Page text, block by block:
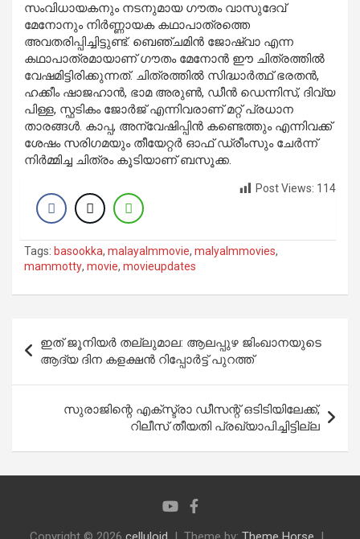
സംവിധായകനും നടനുമായ ഗൗതം വാസുദേവ്
മേനോനും നിർണ്ണായക കഥാപാത്രത്തെ
അവതരിപ്പിച്ചിട്ടുണ്ട്. ബെഞ്ചമിൻ ജോഷ്വാ എന്ന
കഥാപാത്രമായാണ് ഗൗതം മേനോൻ ഈ ചിത്രത്തിൽ
വേഷമിട്ടിരിക്കുന്നത്. ചിത്രത്തിൽ സിദ്ധാർത്ഥ് ഭരതൻ,
ഹക്കീം ഷാജഹാൻ, ഭാമ അരുൺ, ഡീൻ ഡെന്നിസ്, ദിവ്യ
പിള്ള, സ്ഫടികം ജോർജ് എന്നിവരാണ് മറ്റ് പ്രധാന
താരങ്ങൾ. കാപ്പ, അന്വേഷിപ്പിൻ കണ്ടെത്തും എന്നിവക്ക്
ശേഷം സരിഗമയും തീയേറ്റർ ഓഫ് ഡ്രീംസും ചേർന്ന്
നിർമ്മിച്ച ചിത്രം കൂടിയാണ് ബസൂക്ക.
Post Views: 114
Tags: basookka, malayalmmovie, malyalmmovies,
mammotty, movie, movieupdates
navigation
ഇത് ജൂനിയർ തല്ലുമാല: ആലപ്പുഴ ജിംഖാനയുടെ
ആദ്യ ദിന കളക്ഷൻ റിപ്പോർട്ട് പുറത്ത്
സുരാജിന്റെ എക്സ്ട്രാ ഡീസന്റ് ഒടിടിയിലേക്ക്,
റിലീസ് തീയതി പ്രഖ്യാപിച്ചിട്ടില്ല